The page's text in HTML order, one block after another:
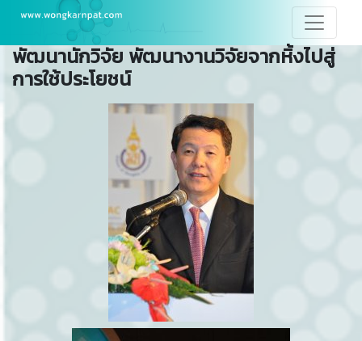
พัฒนานักวิจัย พัฒนางานวิจัยจากหิ้งไปสู่
การใช้ประโยชน์